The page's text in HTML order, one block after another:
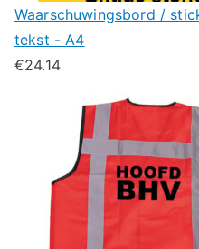
Waarschuwingsbord /
tekst - A4
€24.14